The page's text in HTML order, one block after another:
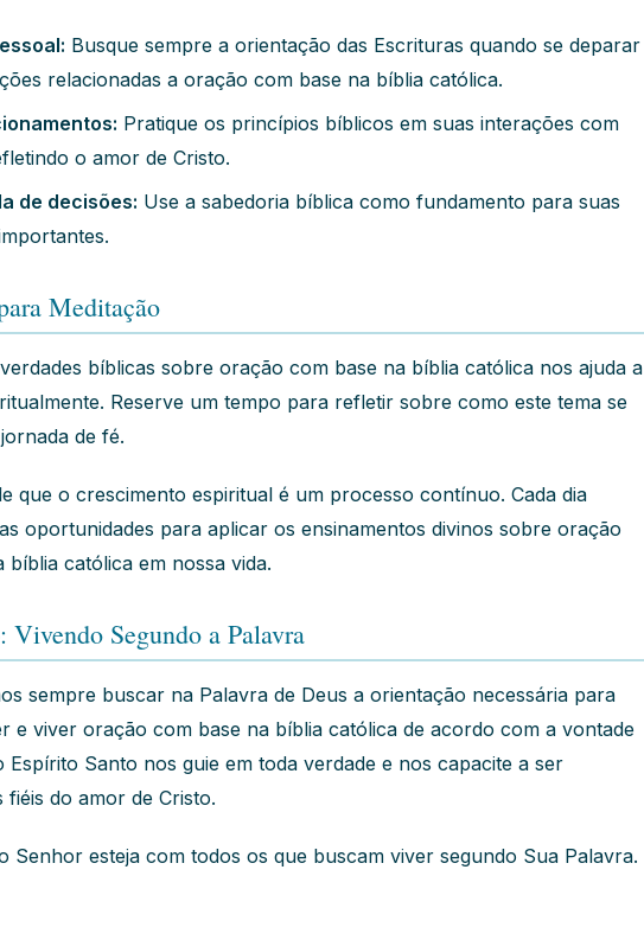
Busque sempre a orientação das Escrituras quando se deparar
relacionadas a oração com base na bíblia católica.
Pratique os princípios bíblicos em suas interações com
o amor de Cristo.
de decisões: Use a sabedoria bíblica como fundamento para suas
Meditação
bíblicas sobre oração com base na bíblia católica nos ajuda a
Reserve um tempo para refletir sobre como este tema se
de fé.
que o crescimento espiritual é um processo contínuo. Cada dia
oportunidades para aplicar os ensinamentos divinos sobre oração
bíblia católica em nossa vida.
Vivendo Segundo a Palavra
sempre buscar na Palavra de Deus a orientação necessária para
e viver oração com base na bíblia católica de acordo com a vontade
Espírito Santo nos guie em toda verdade e nos capacite a ser
fiéis do amor de Cristo.
Senhor esteja com todos os que buscam viver segundo Sua Palavra.